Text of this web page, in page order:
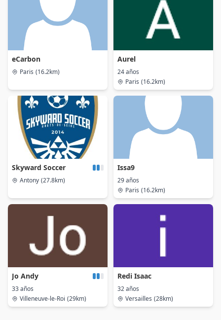
eCarbon
Paris (16.2km)
Aurel
24 años
Paris (16.2km)
Skyward Soccer
Antony (27.8km)
Issa9
29 años
Paris (16.2km)
Jo Andy
33 años
Villeneuve-le-Roi (29km)
Redi Isaac
32 años
Versailles (28km)